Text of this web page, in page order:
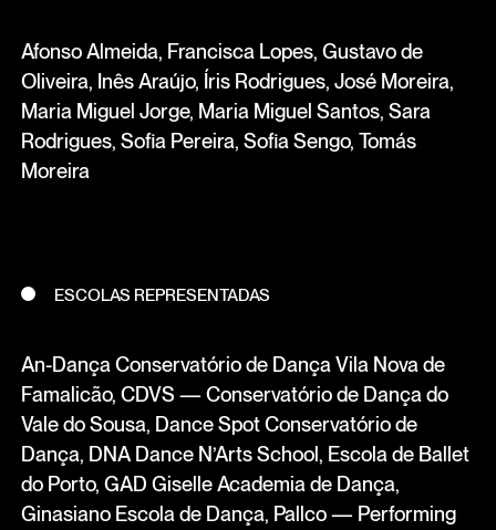
Afonso Almeida, Francisca Lopes, Gustavo de
Oliveira, Inês Araújo, Íris Rodrigues, José Moreira,
Maria Miguel Jorge, Maria Miguel Santos, Sara
Rodrigues, Sofia Pereira, Sofia Sengo, Tomás
Moreira
ESCOLAS REPRESENTADAS
An-Dança Conservatório de Dança Vila Nova de
Famalicão, CDVS — Conservatório de Dança do
Vale do Sousa, Dance Spot Conservatório de
Dança, DNA Dance N’Arts School, Escola de Ballet
do Porto, GAD Giselle Academia de Dança,
Ginasiano Escola de Dança, Pallco — Performing